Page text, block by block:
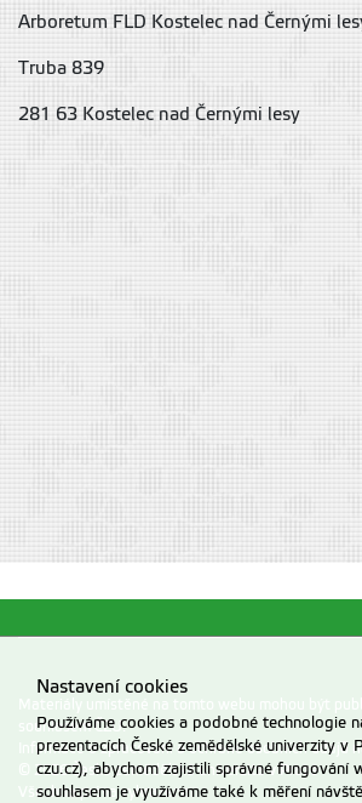
Arboretum FLD Kostelec nad Černými
Truba 839
281 63 Kostelec nad Černými lesy
souhlasem ČZU.
Informace o zpracování a ochraně osobních údajů
© 2026 Česká zemědělská univerzita v Praze
Všechna práva vyhrazena
Nastavení cookies
Používáme cookies a podobné technologie
prezentacích České zemědělské univerzity v
czu.cz), abychom zajistili správné fungování
souhlasem je využíváme také k měření